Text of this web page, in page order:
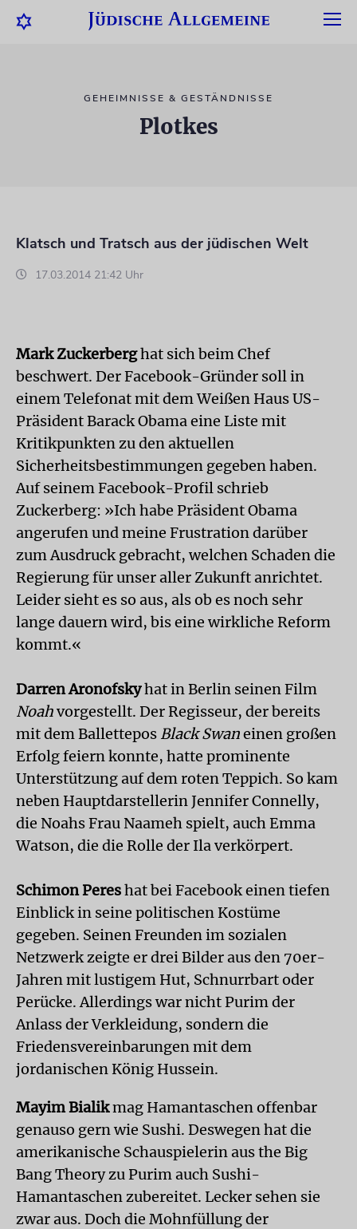
GEHEIMNISSE & GESTÄNDNISSE
Plotkes
Klatsch und Tratsch aus der jüdischen Welt
17.03.2014 21:42 Uhr
Mark Zuckerberghat sich beim Chef
beschwert. Der Facebook-Gründer soll in
einem Telefonat mit dem Weißen Haus US-
Präsident Barack Obama eine Liste mit
Kritikpunkten zu den aktuellen
Sicherheitsbestimmungen gegeben haben.
Auf seinem Facebook-Profil schrieb
Zuckerberg: »Ich habe Präsident Obama
angerufen und meine Frustration darüber
zum Ausdruck gebracht, welchen Schaden die
Regierung für unser aller Zukunft anrichtet.
Leider sieht es so aus, als ob es noch sehr
lange dauern wird, bis eine wirkliche Reform
kommt.«
Darren Aronofskyhat in Berlin seinen Film
Noahvorgestellt. Der Regisseur, der bereits
mit dem Ballettepos Black Swaneinen großen
Erfolg feiern konnte, hatte prominente
Unterstützung auf dem roten Teppich. So kam
neben Hauptdarstellerin Jennifer Connelly,
die Noahs Frau Naameh spielt, auch Emma
Watson, die die Rolle der Ila verkörpert.
Schimon Pereshat bei Facebook einen tiefen
Einblick in seine politischen Kostüme
gegeben. Seinen Freunden im sozialen
Netzwerk zeigte er drei Bilder aus den 70er-
Jahren mit lustigem Hut, Schnurrbart oder
Perücke. Allerdings war nicht Purim der
Anlass der Verkleidung, sondern die
Friedensvereinbarungen mit dem
jordanischen König Hussein.
Mayim Bialikmag Hamantaschen offenbar
genauso gern wie Sushi. Deswegen hat die
amerikanische Schauspielerin aus the Big
Bang Theory zu Purim auch Sushi-
Hamantaschen zubereitet. Lecker sehen sie
zwar aus. Doch die Mohnfüllung der